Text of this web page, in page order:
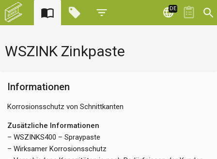
DE
WSZINK Zinkpaste
Informationen
Korrosionsschutz von Schnittkanten
Zusätzliche Informationen
– WSZINKS400 – Spraypaste
– Wirksamer Korrosionsschutz